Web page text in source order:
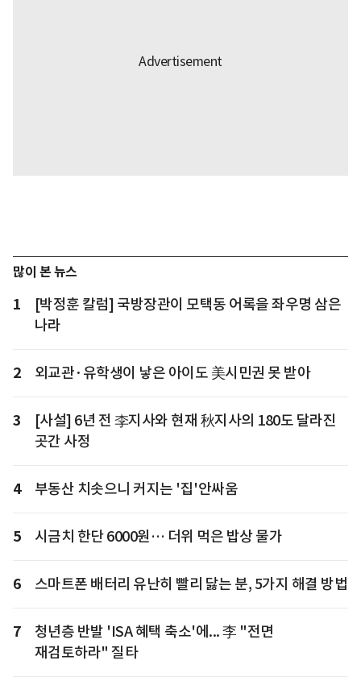
많이 본 뉴스
1
[박정훈 칼럼] 국방장관이 모택동 어록을 좌우명 삼은
나라
2 외교관·유학생이 낳은 아이도 美시민권 못 받아
3
[사설] 6년 전 李지사와 현재 秋지사의 180도 달라진
곳간 사정
4 부동산 치솟으니 커지는 '집'안싸움
5 시금치 한단 6000원… 더위 먹은 밥상 물가
6 스마트폰 배터리 유난히 빨리 닳는 분, 5가지 해결 방법
7
청년층 반발 'ISA 혜택 축소'에... 李 "전면
재검토하라" 질타